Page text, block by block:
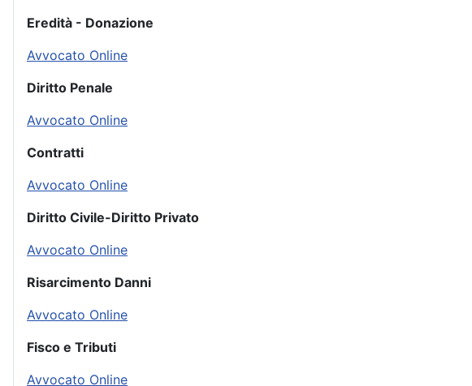
Eredità - Donazione
Avvocato Online
Diritto Penale
Avvocato Online
Contratti
Avvocato Online
Diritto Civile-Diritto Privato
Avvocato Online
Risarcimento Danni
Avvocato Online
Fisco e Tributi
Avvocato Online